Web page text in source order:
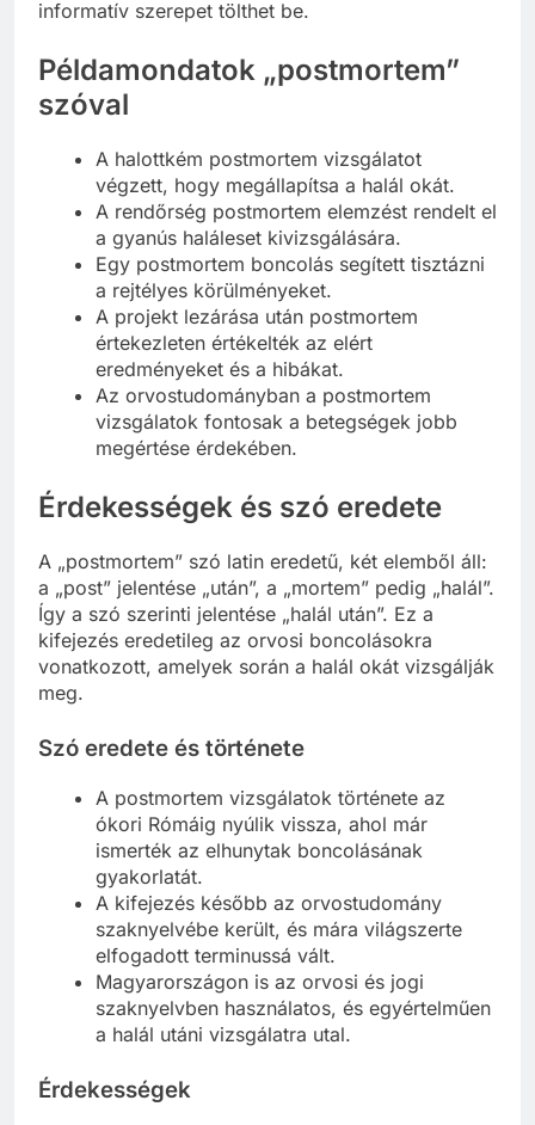
informatív szerepet tölthet be.
Példamondatok „postmortem”
szóval
A halottkém postmortem vizsgálatot
végzett, hogy megállapítsa a halál okát.
A rendőrség postmortem elemzést rendelt el
a gyanús haláleset kivizsgálására.
Egy postmortem boncolás segített tisztázni
a rejtélyes körülményeket.
A projekt lezárása után postmortem
értekezleten értékelték az elért
eredményeket és a hibákat.
Az orvostudományban a postmortem
vizsgálatok fontosak a betegségek jobb
megértése érdekében.
Érdekességek és szó eredete
A „postmortem” szó latin eredetű, két elemből áll:
a „post” jelentése „után”, a „mortem” pedig „halál”.
Így a szó szerinti jelentése „halál után”. Ez a
kifejezés eredetileg az orvosi boncolásokra
vonatkozott, amelyek során a halál okát vizsgálják
meg.
Szó eredete és története
A postmortem vizsgálatok története az
ókori Rómáig nyúlik vissza, ahol már
ismerték az elhunytak boncolásának
gyakorlatát.
A kifejezés később az orvostudomány
szaknyelvébe került, és mára világszerte
elfogadott terminussá vált.
Magyarországon is az orvosi és jogi
szaknyelvben használatos, és egyértelműen
a halál utáni vizsgálatra utal.
Érdekességek